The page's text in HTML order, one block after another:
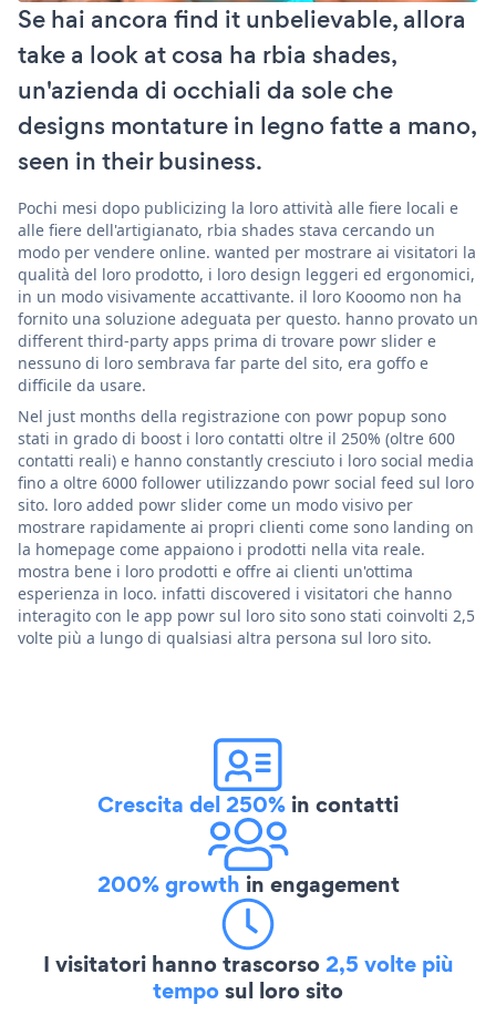
Se hai ancora find it unbelievable, allora
take a look at cosa ha rbia shades,
un'azienda di occhiali da sole che
designs montature in legno fatte a mano,
seen in their business.
Pochi mesi dopo publicizing la loro attività alle fiere locali e
alle fiere dell'artigianato, rbia shades stava cercando un
modo per vendere online. wanted per mostrare ai visitatori la
qualità del loro prodotto, i loro design leggeri ed ergonomici,
in un modo visivamente accattivante. il loro Kooomo non ha
fornito una soluzione adeguata per questo. hanno provato un
different third-party apps prima di trovare powr slider e
nessuno di loro sembrava far parte del sito, era goffo e
difficile da usare.
Nel just months della registrazione con powr popup sono
stati in grado di boost i loro contatti oltre il 250% (oltre 600
contatti reali) e hanno constantly cresciuto i loro social media
fino a oltre 6000 follower utilizzando powr social feed sul loro
sito. loro added powr slider come un modo visivo per
mostrare rapidamente ai propri clienti come sono landing on
la homepage come appaiono i prodotti nella vita reale.
mostra bene i loro prodotti e offre ai clienti un'ottima
esperienza in loco. infatti discovered i visitatori che hanno
interagito con le app powr sul loro sito sono stati coinvolti 2,5
volte più a lungo di qualsiasi altra persona sul loro sito.
Crescita del 250% in contatti
200% growth in engagement
I visitatori hanno trascorso2,5 volte più
temposul loro sito